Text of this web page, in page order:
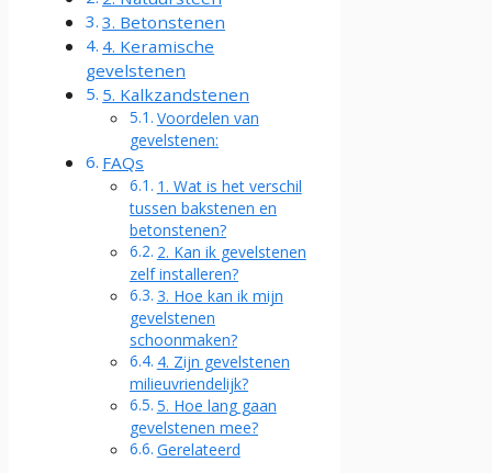
3. Betonstenen
4. Keramische
gevelstenen
5. Kalkzandstenen
Voordelen van
gevelstenen:
FAQs
1. Wat is het verschil
tussen bakstenen en
betonstenen?
2. Kan ik gevelstenen
zelf installeren?
3. Hoe kan ik mijn
gevelstenen
schoonmaken?
4. Zijn gevelstenen
milieuvriendelijk?
5. Hoe lang gaan
gevelstenen mee?
Gerelateerd